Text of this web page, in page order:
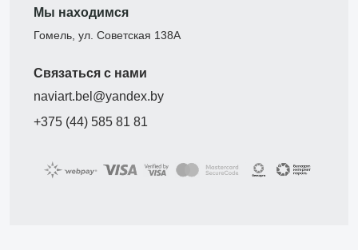
Мы находимся
Гомель, ул. Советская 138А
Связаться с нами
naviart.bel@yandex.by
+375 (44) 585 81 81